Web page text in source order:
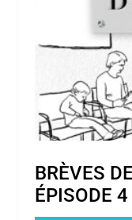
BRÈVES
ÉPISODE 4